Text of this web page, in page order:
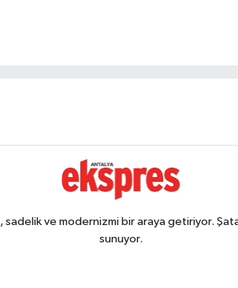
ve modernizmi bir araya getiriyor.
sunuyor.